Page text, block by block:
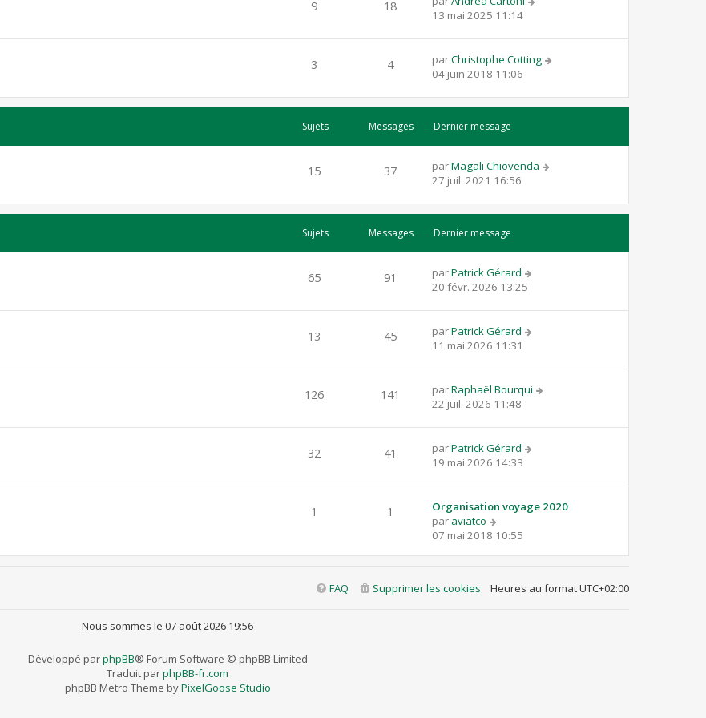
9 18
13 mai 2025 11:14
3 4 parChristophe Cotting
04 juin 2018 11:06
Sujets Messages Dernier message
15 37 parMagali Chiovenda
27 juil. 2021 16:56
Sujets Messages Dernier message
65 91 parPatrick Gérard
20 févr. 2026 13:25
13 45 parPatrick Gérard
11 mai 2026 11:31
126 141 parRaphaël Bourqui
22 juil. 2026 11:48
32 41 parPatrick Gérard
19 mai 2026 14:33
1 1
Organisation voyage 2020
par aviatco
07 mai 2018 10:55
Heures au formatUTC+02:00
Supprimer les cookies
FAQ
Nous sommes le 07 août 2026 19:56
Développé parphpBB® Forum Software © phpBB Limited
Traduit parphpBB-fr.com
phpBB Metro Theme byPixelGoose Studio